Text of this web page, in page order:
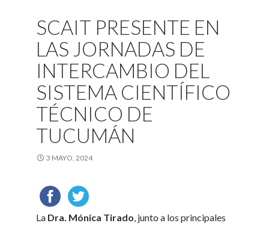
SCAIT PRESENTE EN
LAS JORNADAS DE
INTERCAMBIO DEL
SISTEMA CIENTÍFICO
TÉCNICO DE
TUCUMÁN
3 MAYO, 2024
La Dra. Mónica Tirado, junto a los principales